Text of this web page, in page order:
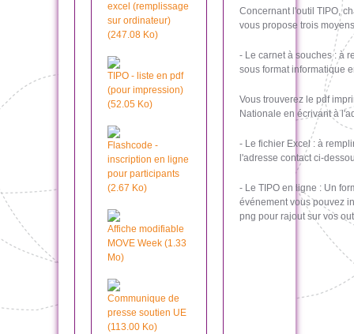
excel (remplissage
sur ordinateur)
(247.08 Ko)
TIPO - liste en pdf
(pour impression)
(52.05 Ko)
Flashcode -
inscription en ligne
pour participants
(2.67 Ko)
Affiche modifiable
MOVE Week (1.33
Mo)
Communique de
presse soutien UE
(113.00 Ko)
Concernant l'outil TIPO,
vous propose trois
- Le carnet à souches : à
sous format informatique
Vous trouverez le pdf
Nationale en écrivant à
- Le fichier Excel : à
l'adresse contact ci-
- Le TIPO en ligne : Un
événement vous pouvez
png pour rajout sur vos